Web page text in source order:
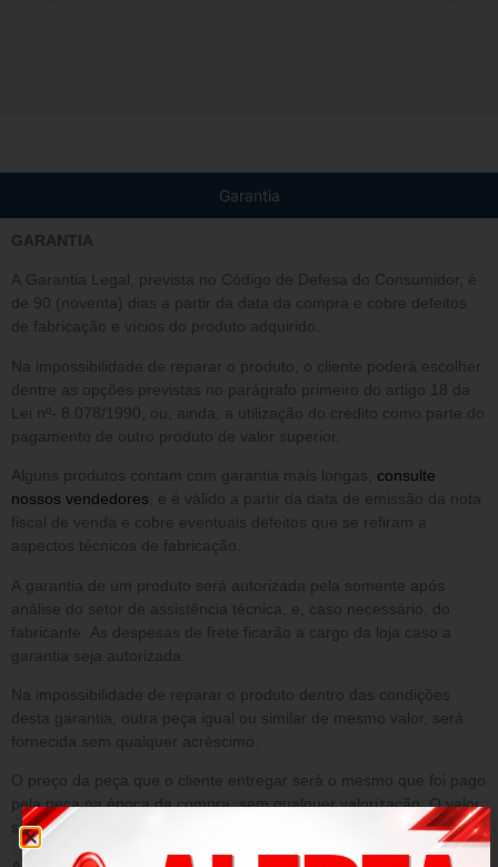
Garantia
GARANTIA
A Garantia Legal, prevista no Código de Defesa do Consumidor, é
de 90 (noventa) dias a partir da data da compra e cobre defeitos
de fabricação e vícios do produto adquirido.
Na impossibilidade de reparar o produto, o cliente poderá escolher
dentre as opções previstas no parágrafo primeiro do artigo 18 da
Lei nº- 8.078/1990, ou, ainda, a utilização do crédito como parte do
pagamento de outro produto de valor superior.
Alguns produtos contam com garantia mais longas, consulte
nossos vendedores , e é válido a partir da data de emissão da nota
fiscal de venda e cobre eventuais defeitos que se refiram a
aspectos técnicos de fabricação.
A garantia de um produto será autorizada pela somente após
análise do setor de assistência técnica, e, caso necessário, do
fabricante. As despesas de frete ficarão a cargo da loja caso a
garantia seja autorizada.
Na impossibilidade de reparar o produto dentro das condições
desta garantia, outra peça igual ou similar de mesmo valor, será
fornecida sem qualquer acréscimo.
O preço da peça que o cliente entregar será o mesmo que foi pago
pela peça na época da compra, sem qualquer valorização. O valor
será o que constar no sistema da loja.